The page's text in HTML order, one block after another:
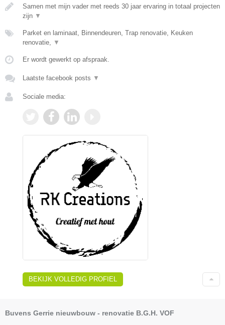
Samen met mijn vader met reeds 30 jaar ervaring in totaal projecten
zijn ▼
Parket en laminaat, Binnendeuren, Trap renovatie, Keuken
renovatie, ▼
Er wordt gewerkt op afspraak.
Laatste facebook posts ▼
Sociale media:
BEKIJK VOLLEDIG PROFIEL
Buvens Gerrie nieuwbouw - renovatie B.G.H. VOF